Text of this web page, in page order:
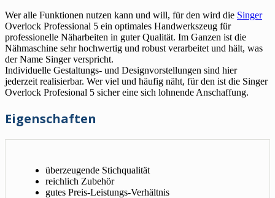
Wer alle Funktionen nutzen kann und will, für den wird die Singer
Overlock Professional 5 ein optimales Handwerkszeug für
professionelle Näharbeiten in guter Qualität. Im Ganzen ist die
Nähmaschine sehr hochwertig und robust verarbeitet und hält, was
der Name Singer verspricht.
Individuelle Gestaltungs- und Designvorstellungen sind hier
jederzeit realisierbar. Wer viel und häufig näht, für den ist die Singer
Overlock Profesional 5 sicher eine sich lohnende Anschaffung.
Eigenschaften
überzeugende Stichqualität
reichlich Zubehör
gutes Preis-Leistungs-Verhältnis